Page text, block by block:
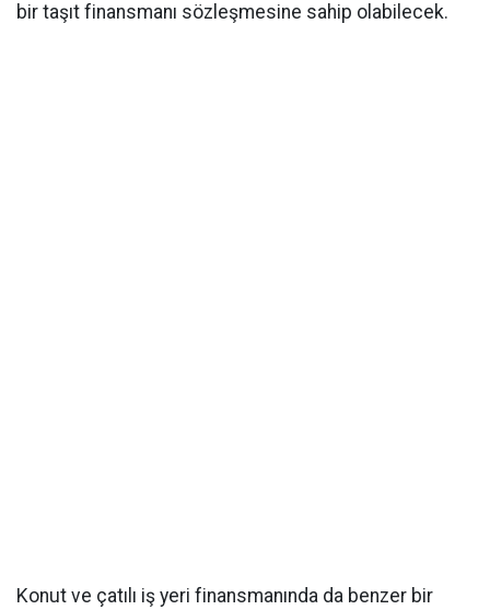
bir taşıt finansmanı sözleşmesine sahip olabilecek.
Konut ve çatılı iş yeri finansmanında da benzer bir